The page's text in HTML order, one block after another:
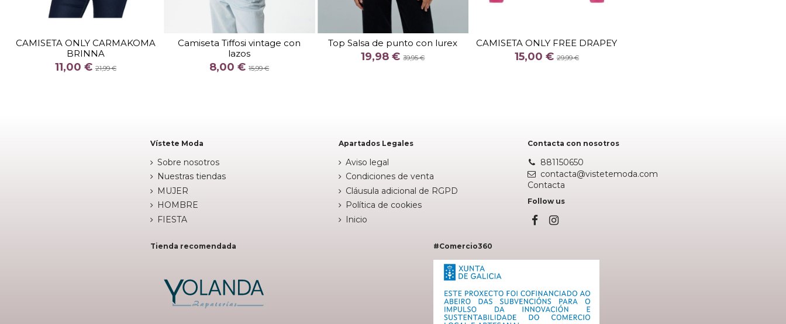
CAMISETA ONLY CARMAKOMA
BRINNA
11,00 € 21,99 €
COLOR
Camiseta Tiffosi vintage con
lazos
8,00 €15,99 €
TALLA
M
COLOR
CRUDO
Top Salsa de punto con lurex
19,98 €39,95 €
TALLA
L
COLOR
CAMISETA ONLY FREE DRAPEY
15,00 €29,99 €
COLOR
Vístete Moda
Sobre nosotros
Nuestras tiendas
MUJER
HOMBRE
FIESTA
Apartados Legales
Aviso legal
Condiciones de venta
Cláusula adicional de RGPD
Política de cookies
Inicio
Contacta con nosotros
881150650
contacta@vistetemoda.com
Contacta
Follow us
Tienda recomendada #Comercio360